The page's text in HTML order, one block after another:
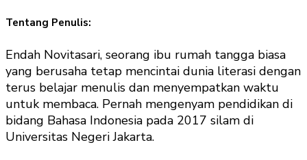
Tentang Penulis:
Endah Novitasari, seorang ibu rumah tangga biasa
yang berusaha tetap mencintai dunia literasi dengan
terus belajar menulis dan menyempatkan waktu
untuk membaca. Pernah mengenyam pendidikan di
bidang Bahasa Indonesia pada 2017 silam di
Universitas Negeri Jakarta.